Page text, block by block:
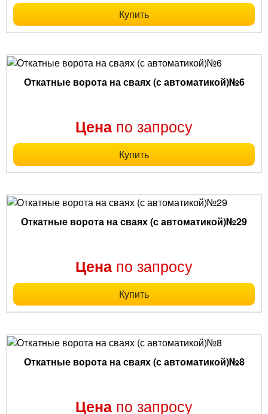
Купить
Откатные ворота на сваях (с автоматикой)№6
Цена по запросу
Купить
Откатные ворота на сваях (с автоматикой)№29
Цена по запросу
Купить
Откатные ворота на сваях (с автоматикой)№8
Цена по запросу